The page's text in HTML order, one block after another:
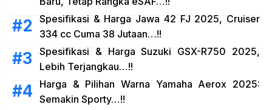
Spesifikasi & Harga Jawa 42 FJ 2025, Cruiser
334 cc Cuma 38 Jutaan…!!
Spesifikasi & Harga Suzuki GSX-R750 2025,
Lebih Terjangkau…!!
Harga & Pilihan Warna Yamaha Aerox 2025:
Semakin Sporty…!!